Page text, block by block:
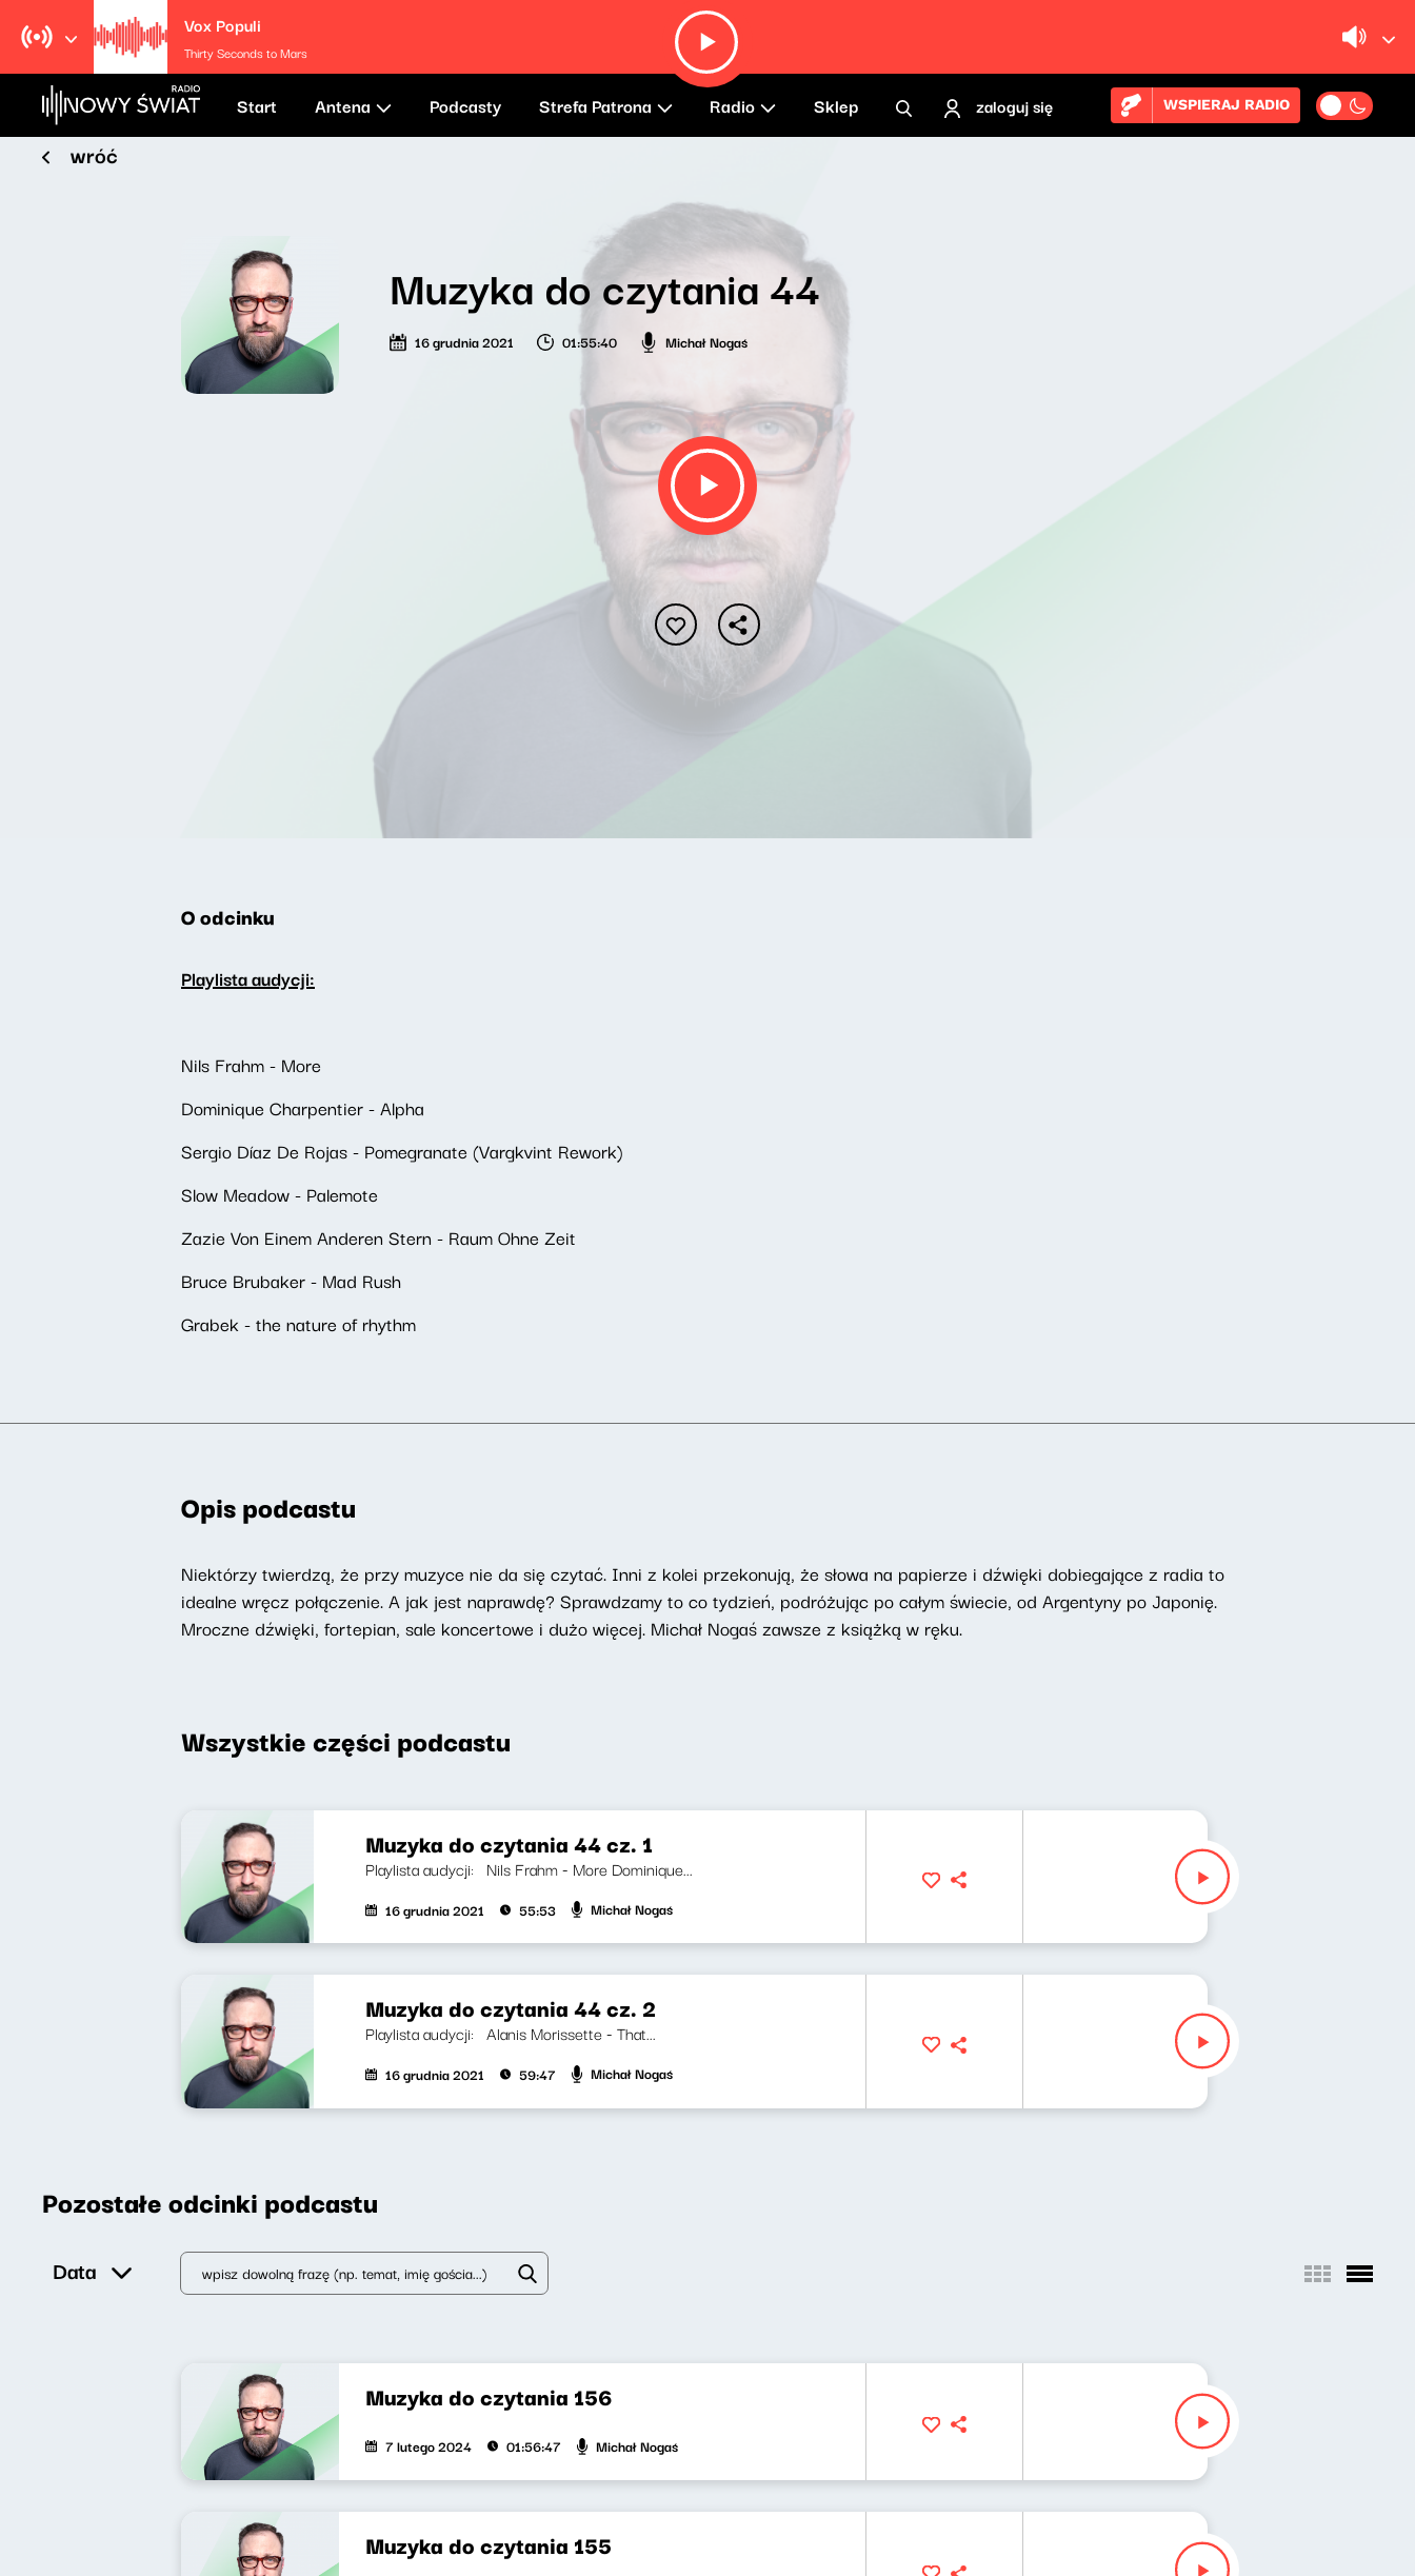
Vox Populi
Thirty Seconds to Mars
Start Antena Podcasty Strefa Patrona Radio Sklep zaloguj się WSPIERAJ RADIO
wróć
Muzyka do czytania 44
16 grudnia 2021 01:55:40 Michał Nogaś
O odcinku
Playlista audycji:
Nils Frahm - More
Dominique Charpentier - Alpha
Sergio Díaz De Rojas - Pomegranate (Vargkvint Rework)
Slow Meadow - Palemote
Zazie Von Einem Anderen Stern - Raum Ohne Zeit
Bruce Brubaker - Mad Rush
Grabek - the nature of rhythm
Opis podcastu
Niektórzy twierdzą, że przy muzyce nie da się czytać. Inni z kolei przekonują, że słowa na papierze i dźwięki dobiegające z radia to
idealne wręcz połączenie. A jak jest naprawdę? Sprawdzamy to co tydzień, podróżując po całym świecie, od Argentyny po Japonię.
Mroczne dźwięki, fortepian, sale koncertowe i dużo więcej. Michał Nogaś zawsze z książką w ręku.
Wszystkie części podcastu
Muzyka do czytania 44 cz. 1
Playlista audycji: Nils Frahm - More Dominique...
16 grudnia 2021 55:53 Michał Nogaś
Muzyka do czytania 44 cz. 2
Playlista audycji: Alanis Morissette - That...
16 grudnia 2021 59:47 Michał Nogaś
Pozostałe odcinki podcastu
Data
Muzyka do czytania 156
7 lutego 2024 01:56:47 Michał Nogaś
Muzyka do czytania 155